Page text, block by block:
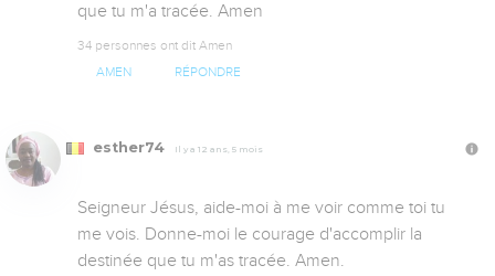
que tu m'a tracée. Amen
34 personnes ont dit Amen
AMEN RÉPONDRE
esther74 Il y a 12 ans, 5 mois
Seigneur Jésus, aide-moi à me voir comme toi tu
me vois. Donne-moi le courage d'accomplir la
destinée que tu m'as tracée. Amen.